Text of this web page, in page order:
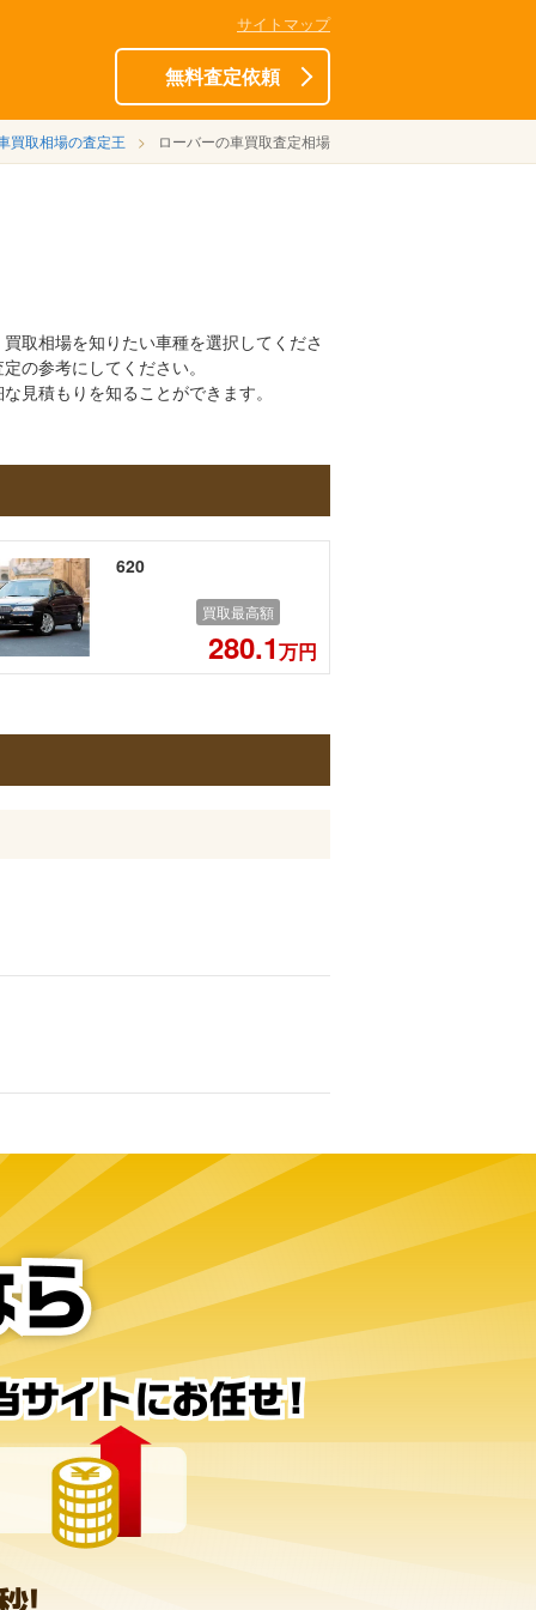
サイトマップ
無料査定依頼
買取相場の査定王 ローバーの車買取査定相場
取相場を知りたい車種を選択してくださ
の参考にしてください。
見積もりを知ることができます。
620
買取最高額
280.1万円